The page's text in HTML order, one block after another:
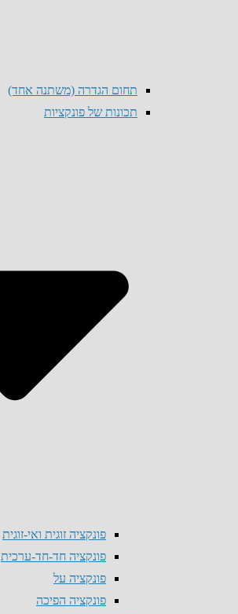
תחום הגדרה (משתנה אחד)
תכונות של פונקציות
פונקציה זוגית ואי-זוגית
פונקציה חד-חד-ערכית
פונקציה על
פונקציה הפיכה